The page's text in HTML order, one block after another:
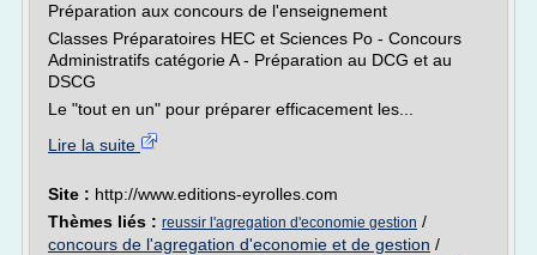
Préparation aux concours de l'enseignement
Classes Préparatoires HEC et Sciences Po - Concours
Administratifs catégorie A - Préparation au DCG et au
DSCG
Le "tout en un" pour préparer efficacement les...
Lire la suite
Site : http://www.editions-eyrolles.com
Thèmes liés : reussir l'agregation d'economie gestion /
concours de l'agregation d'economie et de gestion /